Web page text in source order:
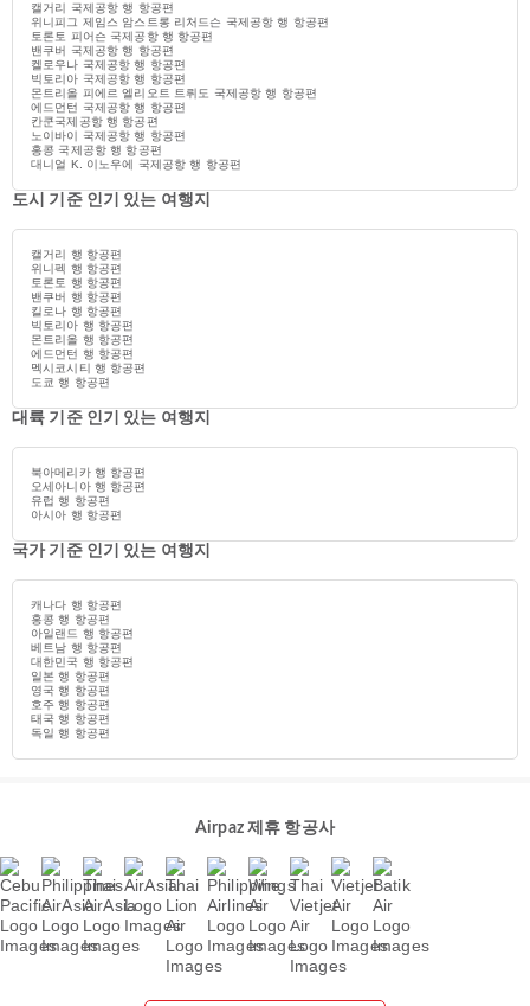
캘거리 국제공항 행 항공편
위니피그 제임스 암스트롱 리처드슨 국제공항 행 항공편
토론토 피어슨 국제공항 행 항공편
밴쿠버 국제공항 행 항공편
켈로우나 국제공항 행 항공편
빅토리아 국제공항 행 항공편
몬트리올 피에르 엘리오트 트뤼도 국제공항 행 항공편
에드먼턴 국제공항 행 항공편
칸쿤국제공항 행 항공편
노이바이 국제공항 행 항공편
홍콩 국제공항 행 항공편
대니얼 K. 이노우에 국제공항 행 항공편
도시 기준 인기 있는 여행지
캘거리 행 항공편
위니펙 행 항공편
토론토 행 항공편
밴쿠버 행 항공편
킬로나 행 항공편
빅토리아 행 항공편
몬트리올 행 항공편
에드먼턴 행 항공편
멕시코시티 행 항공편
도쿄 행 항공편
대륙 기준 인기 있는 여행지
북아메리카 행 항공편
오세아니아 행 항공편
유럽 행 항공편
아시아 행 항공편
국가 기준 인기 있는 여행지
캐나다 행 항공편
홍콩 행 항공편
아일랜드 행 항공편
베트남 행 항공편
대한민국 행 항공편
일본 행 항공편
영국 행 항공편
호주 행 항공편
태국 행 항공편
독일 행 항공편
Airpaz 제휴 항공사